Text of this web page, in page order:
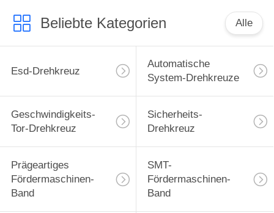
Beliebte Kategorien Alle
Esd-Drehkreuz
Automatische
System-Drehkreuze
Geschwindigkeits-
Tor-Drehkreuz
Sicherheits-
Drehkreuz
Prägeartiges
Fördermaschinen-
Band
SMT-
Fördermaschinen-
Band